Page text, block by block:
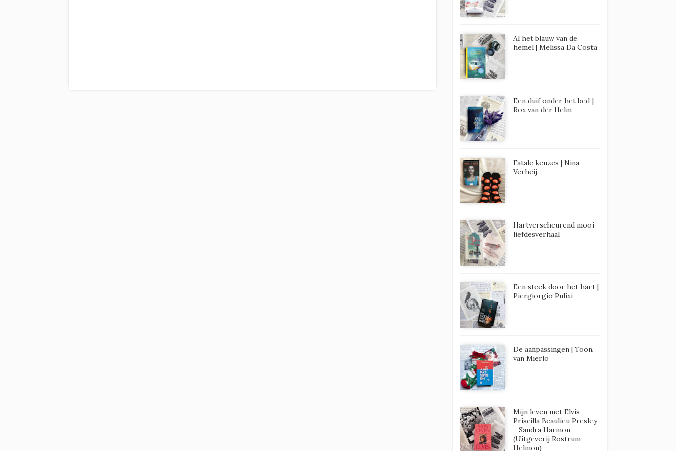
Al het blauw van de
hemel | Melissa Da Costa
Een duif onder het bed |
Rox van der Helm
Fatale keuzes | Nina
Verheij
Hartverscheurend mooi
liefdesverhaal
Een steek door het hart |
Piergiorgio Pulixi
De aanpassingen | Toon
van Mierlo
Mijn leven met Elvis -
Priscilla Beaulieu Presley
- Sandra Harmon
(Uitgeverij Rostrum
Helmon)